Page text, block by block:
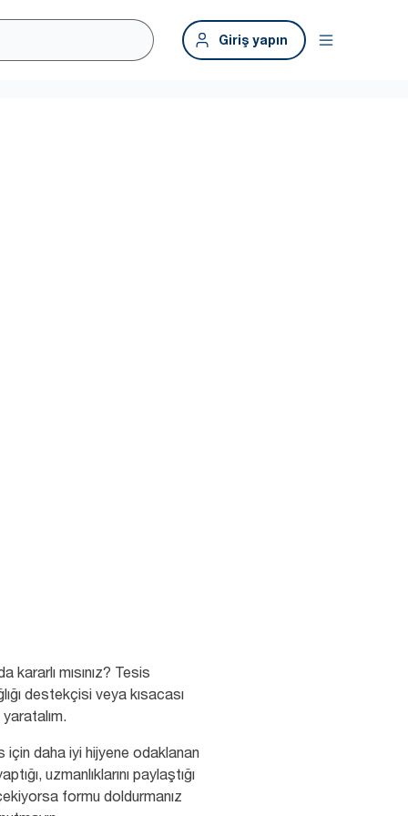
Giriş yapın
mısınız? Tesis
destekçisi veya kısacası
daha iyi hijyene odaklanan
uzmanlıklarını paylaştığı
formu doldurmanız